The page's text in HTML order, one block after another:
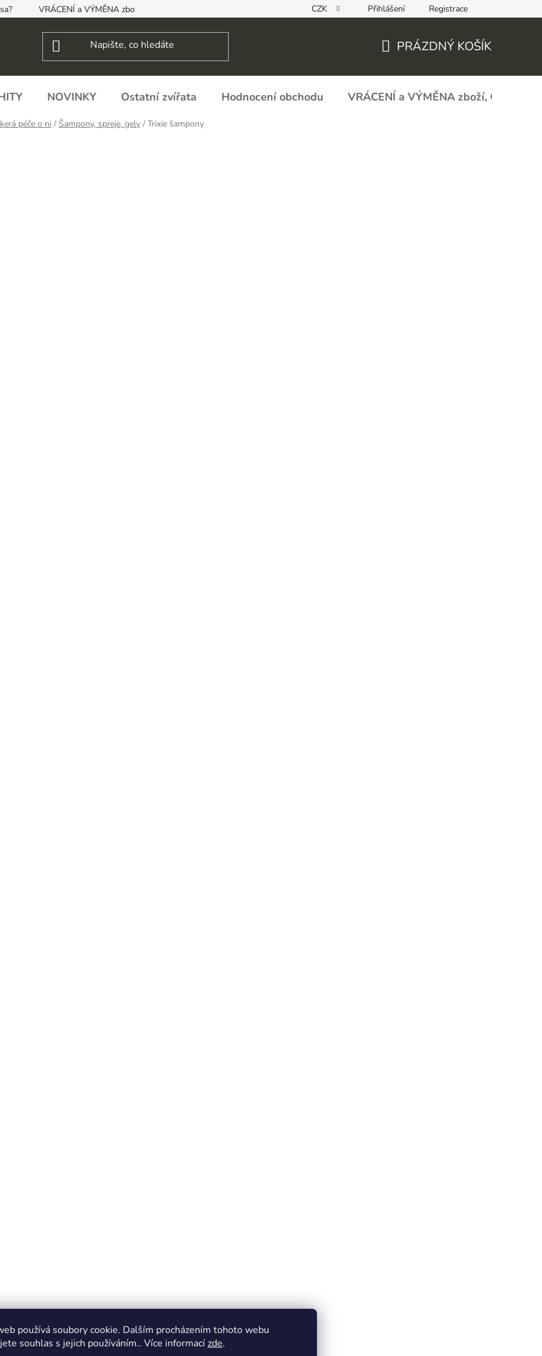
používá soubory cookie. Dalším procházením tohoto webu
souhlas s jejich používáním.. Více informacízde.
VRÁCENÍ a VÝMĚNA zboží, ODSTOUPENÍ OD SMLOUVY REKLAMAČNÍ FORMULÁŘ - zboží s vadou
CZK Přihlášení Registrace
KOŠÍK
PRÁZDNÝ KOŠÍK
NOVINKY Ostatní zvířata Hodnocení obchodu VRÁCENÍ a VÝMĚNA zboží,
péče o ni / Šampony, spreje, gely / Trixie šampony